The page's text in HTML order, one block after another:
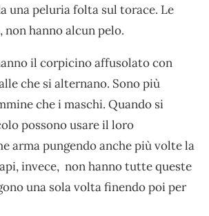
una peluria folta sul torace. Le
non hanno alcun pelo.
il corpicino affusolato con
che si alternano. Sono più
che i maschi. Quando si
possono usare il loro
arma pungendo anche più volte la
invece, non hanno tutte queste
una sola volta finendo poi per